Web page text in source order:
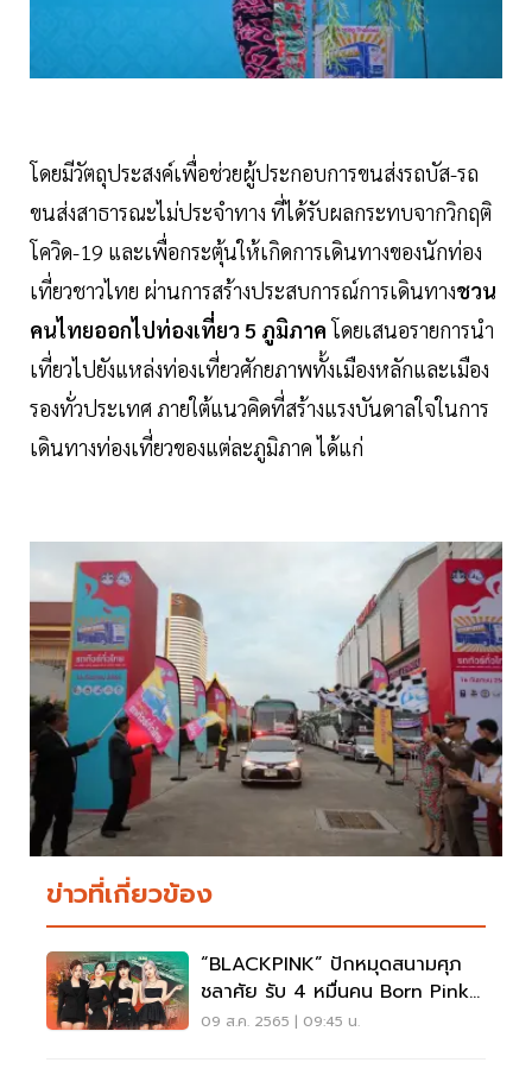
โดยมีวัตถุประสงค์เพื่อช่วยผู้ประกอบการขนส่งรถบัส-รถ
ขนส่งสาธารณะไม่ประจำทาง ที่ได้รับผลกระทบจากวิกฤติ
โควิด-19 และเพื่อกระตุ้นให้เกิดการเดินทางของนักท่อง
เที่ยวชาวไทย ผ่านการสร้างประสบการณ์การเดินทางชวน
คนไทยออกไปท่องเที่ยว 5 ภูมิภาคโดยเสนอรายการนำ
เที่ยวไปยังแหล่งท่องเที่ยวศักยภาพทั้งเมืองหลักและเมือง
รองทั่วประเทศ ภายใต้แนวคิดที่สร้างแรงบันดาลใจในการ
เดินทางท่องเที่ยวของแต่ละภูมิภาค ได้แก่
ข่าวที่เกี่ยวข้อง
“BLACKPINK” ปักหมุดสนามศุภ
ชลาศัย รับ 4 หมื่นคน Born Pink
World Tour ในไทย
09 ส.ค. 2565 | 09:45 น.